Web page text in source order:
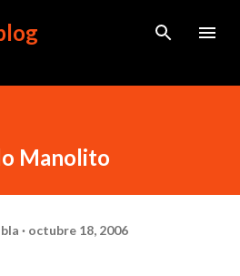
contenido principal
Manolito
octubre 18, 2006